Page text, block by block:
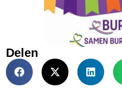
Delen